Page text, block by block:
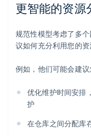
更智能的资源
规范性模型考虑了多
议如何充分利用您的资
例如，他们可能会建议
优化维护时间安排
护
在仓库之间分配库